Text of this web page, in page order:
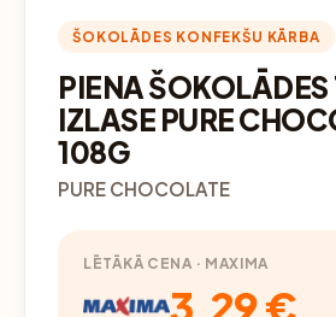
ŠOKOLĀDES KONFEKŠU KĀRBA
PIENA ŠOKOLĀDES
IZLASE PURE
108G
PURE CHOCOLATE
LĒTĀKĀ CENA · MAXIMA
3.29 €